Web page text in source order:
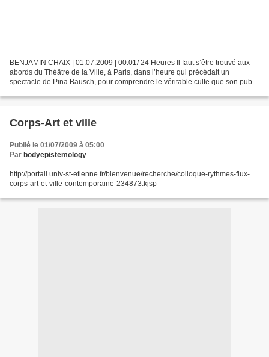
BENJAMIN CHAIX | 01.07.2009 | 00:01/ 24 Heures Il faut s’être trouvé aux
abords du Théâtre de la Ville, à Paris, dans l’heure qui précédait un
spectacle de Pina Bausch, pour comprendre le véritable culte que son public
Corps-Art et ville
Publié le 01/07/2009 à 05:00
Par bodyepistemology
http://portail.univ-st-etienne.fr/bienvenue/recherche/colloque-rythmes-flux-
corps-art-et-ville-contemporaine-234873.kjsp